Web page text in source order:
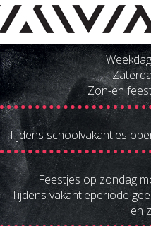
Zon-en
Tijdens schoolvakanties
Feestjes op zondag
Tijdens vakantieperiode
en